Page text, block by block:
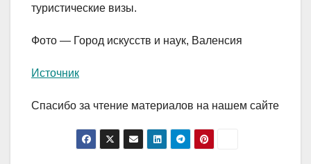
туристические визы.
Фото — Город искусств и наук, Валенсия
Источник
Спасибо за чтение материалов на нашем сайте